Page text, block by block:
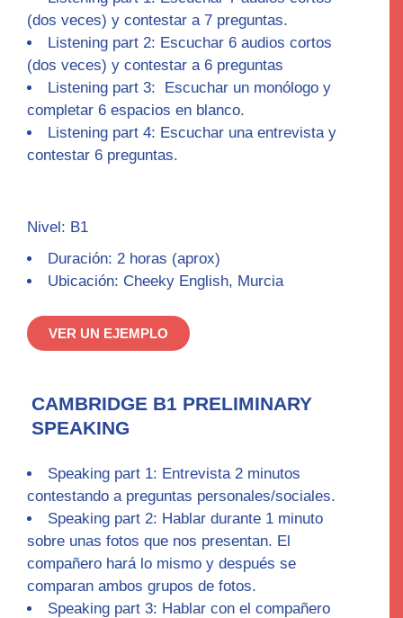
(dos veces) y contestar a 7 preguntas.
Listening part 2: Escuchar 6 audios cortos
(dos veces) y contestar a 6 preguntas
Listening part 3:
Escuchar un monólogo y
completar 6 espacios en blanco.
Listening part 4: Escuchar una entrevista y
contestar 6 preguntas.
Nivel: B1
Duración: 2 horas (aprox)
Ubicación: Cheeky English, Murcia
VER UN EJEMPLO
CAMBRIDGE B1 PRELIMINARY
SPEAKING
Speaking part 1: Entrevista 2 minutos
contestando a preguntas personales/sociales.
Speaking part 2: Hablar durante 1 minuto
sobre unas fotos que nos presentan. El
compañero hará lo mismo y después se
comparan ambos grupos de fotos.
Speaking part 3: Hablar con el compañero